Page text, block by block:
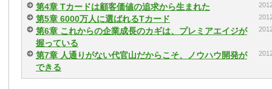
第4章 Tカードは顧客価値の追求から生まれた
第5章 6000万人に選ばれるTカード
第6章 これからの企業成長のカギは、プレミアエイジが
握っている
第7章 人通りがない代官山だからこそ、ノウハウ開発が
できる